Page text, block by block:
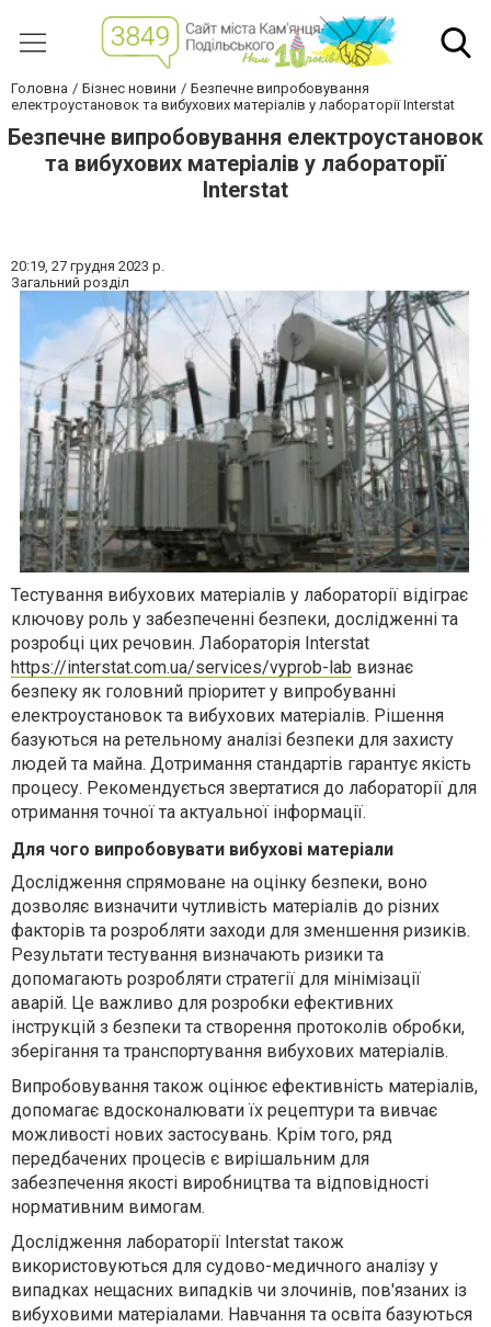
Головна Бізнес новини
Безпечне випробовування
електроустановок та вибухових матеріалів у лабораторії Interstat
Безпечне випробовування електроустановок
та вибухових матеріалів у лабораторії
Interstat
20:19, 27 грудня 2023 р.
Загальний розділ
Тестування вибухових матеріалів у лабораторії відіграє
ключову роль у забезпеченні безпеки, дослідженні та
розробці цих речовин. Лабораторія Interstat
https://interstat.com.ua/services/vyprob-lab визнає
безпеку як головний пріоритет у випробуванні
електроустановок та вибухових матеріалів. Рішення
базуються на ретельному аналізі безпеки для захисту
людей та майна. Дотримання стандартів гарантує якість
процесу. Рекомендується звертатися до лабораторії для
отримання точної та актуальної інформації.
Для чого випробовувати вибухові матеріали
Дослідження спрямоване на оцінку безпеки, воно
дозволяє визначити чутливість матеріалів до різних
факторів та розробляти заходи для зменшення ризиків.
Результати тестування визначають ризики та
допомагають розробляти стратегії для мінімізації
аварій. Це важливо для розробки ефективних
інструкцій з безпеки та створення протоколів обробки,
зберігання та транспортування вибухових матеріалів.
Випробовування також оцінює ефективність матеріалів,
допомагає вдосконалювати їх рецептури та вивчає
можливості нових застосувань. Крім того, ряд
передбачених процесів є вирішальним для
забезпечення якості виробництва та відповідності
нормативним вимогам.
Дослідження лабораторії Interstat також
використовуються для судово-медичного аналізу у
випадках нещасних випадків чи злочинів, пов'язаних із
вибуховими матеріалами. Навчання та освіта базуються